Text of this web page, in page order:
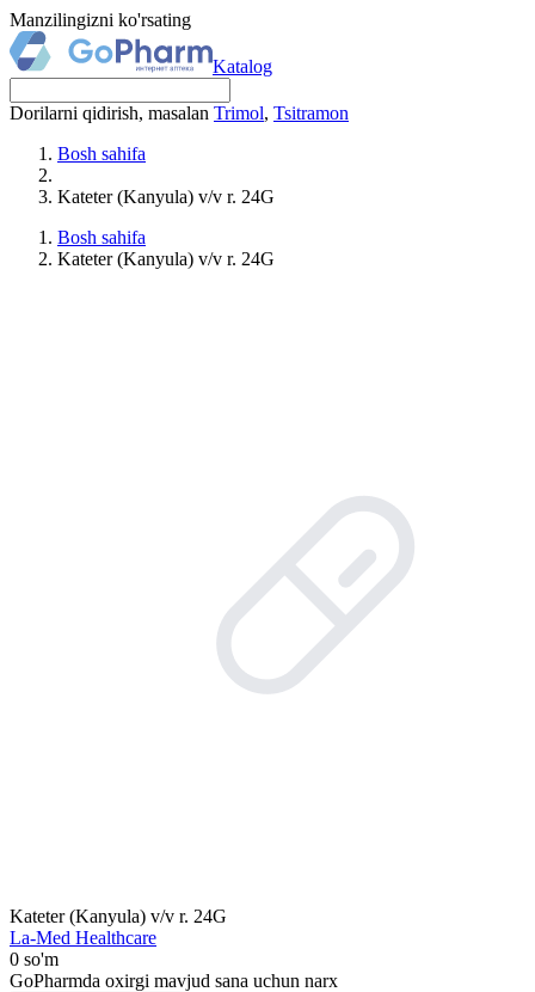
Manzilingizni ko'rsating
Katalog
Dorilarni qidirish, masalan Trimol, Tsitramon
Bosh sahifa
Kateter (Kanyula) v/v r. 24G
Bosh sahifa
Kateter (Kanyula) v/v r. 24G
Kateter (Kanyula) v/v r. 24G
La-Med Healthcare
0 so'm
GoPharmda oxirgi mavjud sana uchun narx